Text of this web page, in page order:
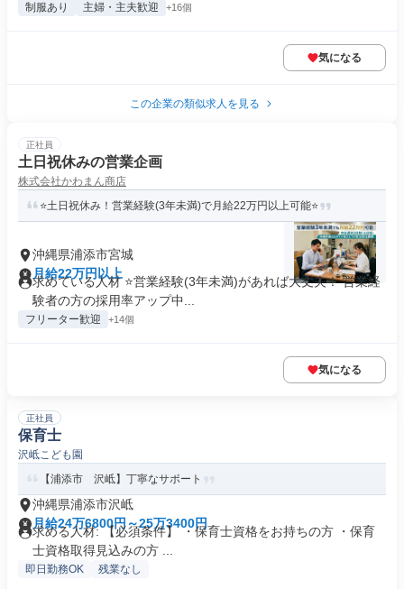
制服あり 主婦・主夫歓迎 +16個
気になる
この企業の類似求人を見る
正社員
土日祝休みの営業企画
株式会社かわまん商店
⭐土日祝休み！営業経験(3年未満)で月給22万円以上可能⭐
沖縄県浦添市宮城
月給22万円以上
求めている人材 ⭐営業経験(3年未満)があれば大丈夫！ 営業経
験者の方の採用率アップ中...
フリーター歓迎 +14個
気になる
正社員
保育士
沢岻こども園
【浦添市 沢岻】丁寧なサポート
沖縄県浦添市沢岻
月給24万6800円～25万3400円
求める人材: 【必須条件】 ・保育士資格をお持ちの方 ・保育
士資格取得見込みの方 ...
即日勤務OK 残業なし